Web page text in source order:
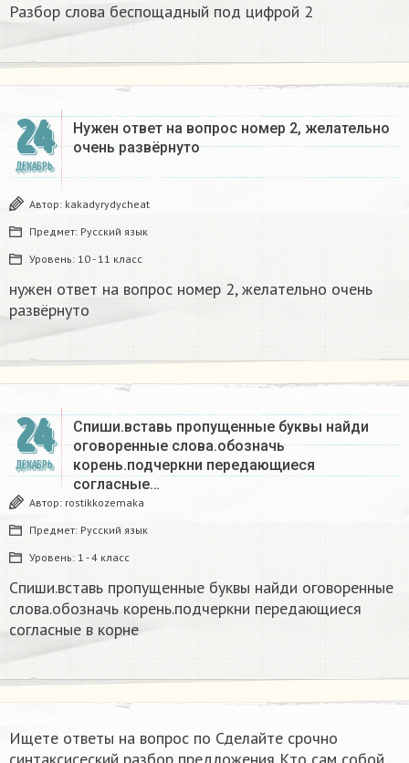
Разбор слова беспощадный под цифрой 2
24
ДЕКАБРЬ
Нужен ответ на вопрос номер 2, желательно
очень развёрнуто
Автор: kakadyrydycheat
Предмет: Русский язык
Уровень: 10 - 11 класс
нужен ответ на вопрос номер 2, желательно очень
развёрнуто
24
ДЕКАБРЬ
Спиши.вставь пропущенные буквы найди
оговоренные слова.обозначь
корень.подчеркни передающиеся
согласные…
Автор: rostikkozemaka
Предмет: Русский язык
Уровень: 1 - 4 класс
Спиши.вставь пропущенные буквы найди оговоренные
слова.обозначь корень.подчеркни передающиеся
согласные в корне
Ищете ответы на вопрос по Сделайте срочно